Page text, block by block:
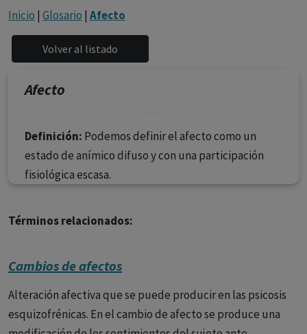
fármacos se facilita a título meramente informativo,
siendo responsabilidad de los profesionales
facultados prescribir medicamentos y decidir, en cada
caso concreto, el tratamiento más adecuado a las
Inicio | Glosario | Afecto
Afecto
Definición: Podemos definir el afecto como un
estado de anímico difuso y con una participación
fisiológica escasa.
Términos relacionados:
Cambios de afectos
Alteración afectiva que se puede producir en las psicosis
esquizofrénicas. En el cambio de afecto se produce una